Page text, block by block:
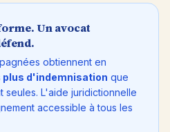
Un avocat
obtiennent en
plus d'indemnisation que
seules. L'aide juridictionnelle
accessible à tous les